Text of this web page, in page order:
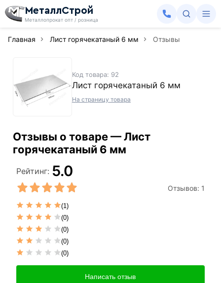
МеталлСтрой
Металлопрокат опт / розница
Главная Лист горячекатаный 6 мм Отзывы
Код товара: 92
Лист горячекатаный 6 мм
На страницу товара
Отзывы о товаре — Лист
горячекатаный 6 мм
Рейтинг: 5.0
Отзывов: 1
(1)
(0)
(0)
(0)
(0)
Написать отзыв